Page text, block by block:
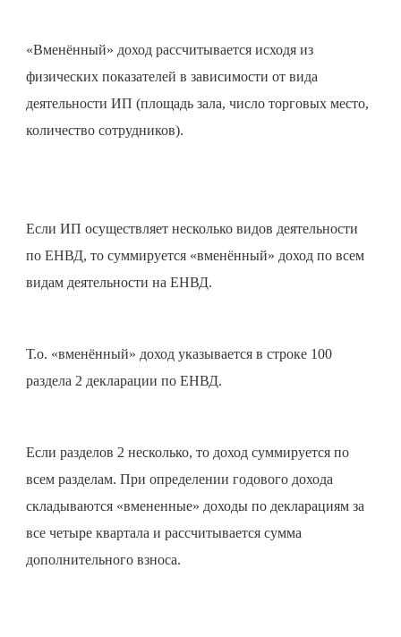
«Вменённый» доход рассчитывается исходя из
физических показателей в зависимости от вида
деятельности ИП (площадь зала, число торговых место,
количество сотрудников).
Если ИП осуществляет несколько видов деятельности
по ЕНВД, то суммируется «вменённый» доход по всем
видам деятельности на ЕНВД.
Т.о. «вменённый» доход указывается в строке 100
раздела 2 декларации по ЕНВД.
Если разделов 2 несколько, то доход суммируется по
всем разделам. При определении годового дохода
складываются «вмененные» доходы по декларациям за
все четыре квартала и рассчитывается сумма
дополнительного взноса.